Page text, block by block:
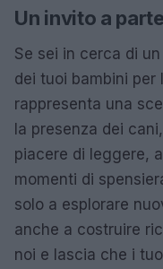
Un invito a
Se sei in cerca di
dei tuoi bambini per
rappresenta una
la presenza dei
piacere di leggere,
momenti di
solo a esplorare
anche a costruire
noi e lascia che i